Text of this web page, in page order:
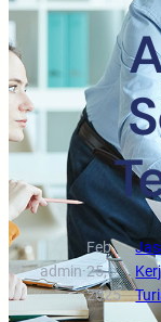
admin·
Feb
25,
2025